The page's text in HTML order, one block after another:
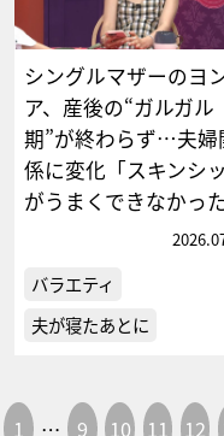
シングルマザーのヨ
ア、産後の“ガルガル
期”が終わらず…夫婦
係に変化「スキンシ
がうまくできなかった
バラエティ
夫が寝たあとに
1 … 9 10 11 12